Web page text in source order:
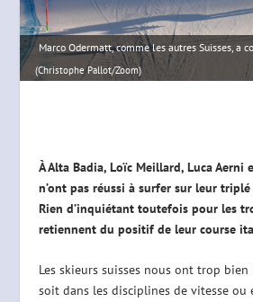
Marco Odermatt, comme les autres Suisses, a
(Christophe Pallot/Zoom)
À Alta Badia, Loïc Meillard, Luca Aerni
n’ont pas réussi à surfer sur leur triplé
Rien d’inquiétant toutefois pour les
retiennent du positif de leur course
Les skieurs suisses nous ont trop bien
soit dans les disciplines de vitesse ou